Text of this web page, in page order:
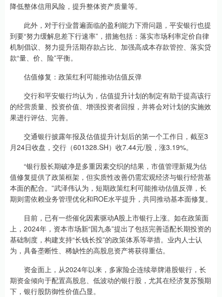
降低整体信用风险，提升整体资产质量等。
此外，对于行业普遍面临的盈利能力下滑问题，平安银行也提
到要“努力缓解息差下行速率”，措施包括：落实市场利率定价自律
机制倡议、努力提升活期存款占比、加强高成本存款管控、落实贷
款“量、价、险”平衡。
估值修复：政策红利可能推动估值反弹
交行和平安银行均认为，估值提升计划的制定有助于提高该行
的经营质量、投资价值、增强投资者回报，并将会对计划的实施效
果进行评估、完善。
交通银行披露年报及估值提升计划后的第一个工作日，截至3
月24日收盘，交行（601328.SH）收7.44元/股，涨3.19%。
“银行股长期破净是多重因素交织的结果，市值管理新规为估
值修复提供了政策框架，但实质性改善仍需宏观经济与银行经营基
本面的配合。”武泽伟认为，短期政策红利可能推动估值反弹，长
期则需依赖业务管理优化和ROE水平提升，共同推动基本面修复。
目前，已有一些催化因素驱动A股上市银行上涨。如在政策面
上，2024年，资本市场新“国九条”提出了包括完善适配长期投资的
基础制度，构建支持“长钱长投”的政策体系等举措。业内人士认
为，具备垄断性、稀缺性的高股息资产将获得重估。
资金面上，从2024年以来，多家险企连续举牌港股银行，长
期资金倾向于配置高股息、低波动的银行股，尤其在经济复苏预期
下，银行股防御性价值凸显。